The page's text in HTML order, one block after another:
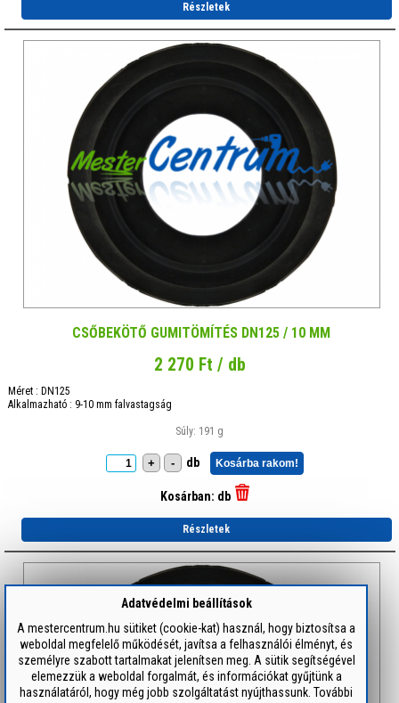
Adatvédelmi beállítások
A mestercentrum.hu sütiket (cookie-kat) használ, hogy biztosítsa a
weboldal megfelelő működését, javítsa a felhasználói élményt, és
személyre szabott tartalmakat jelenítsen meg. A sütik segítségével
elemezzük a weboldal forgalmát, és információkat gyűjtünk a
használatáról, hogy még jobb szolgáltatást nyújthassunk. További
Részletek
CSŐBEKÖTŐ GUMITÖMÍTÉS DN125 / 10 MM
2 270 Ft / db
Méret : DN125
Alkalmazható : 9-10 mm falvastagság
Súly: 191 g
+ - db Kosárba rakom!
Kosárban: db
Részletek